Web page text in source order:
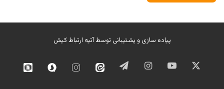
پیاده سازی و پشتیبانی توسطآتیه ارتباط کیش
ایکس یوتیوب اینستاگرامتلگرام ایتا
اینستاگرامسروش